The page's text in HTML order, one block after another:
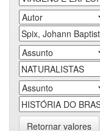
Retornar valores